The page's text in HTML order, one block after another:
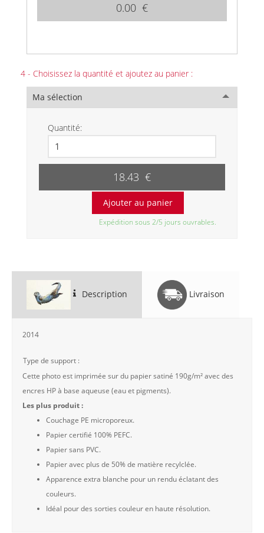
0.00 €
4 - Choisissez la quantité et ajoutez au panier :
Ma sélection
Quantité:
18.43 €
Expédition sous 2/5 jours ouvrables.
Description Livraison
2014
Type de support :
Cette photo est imprimée sur du papier satiné 190g/m² avec des
encres HP à base aqueuse (eau et pigments).
Les plus produit :
Couchage PE microporeux.
Papier certifié 100% PEFC.
Papier sans PVC.
Papier avec plus de 50% de matière recylclée.
Apparence extra blanche pour un rendu éclatant des
couleurs.
Idéal pour des sorties couleur en haute résolution.